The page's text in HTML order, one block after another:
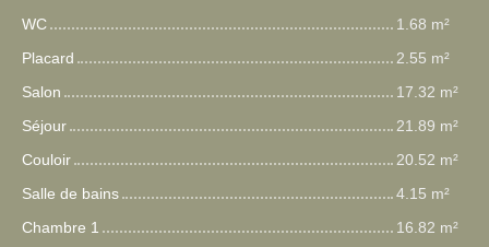
WC
1.68 m²
Placard
2.55 m²
Salon
17.32 m²
Séjour
21.89 m²
Couloir
20.52 m²
Salle de bains
4.15 m²
Chambre 1
16.82 m²